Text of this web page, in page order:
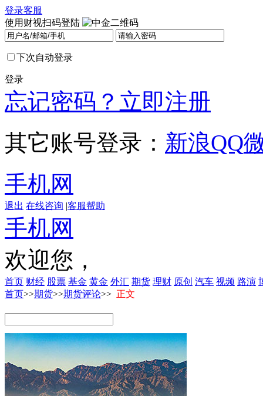
登录客服
使用财视扫码登陆
下次自动登录
登录
忘记密码？ 立即注册
其它账号登录： 新浪QQ
手机网
退出 在线咨询 |客服帮助
手机网
欢迎您，
首页 财经 股票 基金 黄金 外汇 期货 理财 原创 汽车 视频 路演
首页>>期货>>期货评论>> 正文